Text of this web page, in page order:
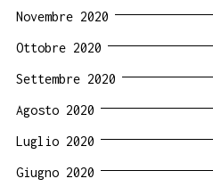
Novembre 2020
Ottobre 2020
Settembre 2020
Agosto 2020
Luglio 2020
Giugno 2020